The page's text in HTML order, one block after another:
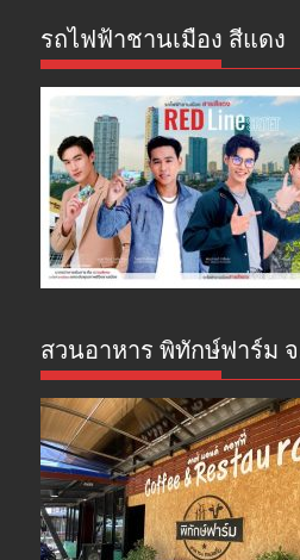
รถไฟฟ้าชานเมือง สีแดง
สวนอาหาร พิทักษ์ฟาร์ม